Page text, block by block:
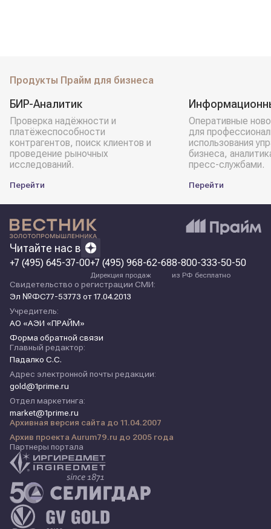
Продукты Прайм для бизнеса
БИР-Аналитик
Проверка надёжности и
платёжеспособности
контрагентов, поиск клиентов и
проведение рыночных
исследований.
Перейти
Оперативные
для
использования
бизнеса,
пресс-службами.
Перейти
Читайте нас в
+7 (495) 645-37-00+7 (495) 968-62-68
Дирекция продаж
8-800-333-50-50
из РФ бесплатно
Свидетельство о регистрации СМИ:
Эл №ФС77-53773 от 17.04.2013
Учредитель:
АО «АЭИ «ПРАЙМ»
Форма обратной связи
Главный редактор:
Падалко С.С.
Адрес электронной почты редакции:
gold@1prime.ru
Отдел маркетинга:
market@1prime.ru
Архивная версия сайта до 11.04.2007
Архив проекта Aurum79.ru до 2005 года
Партнеры портала